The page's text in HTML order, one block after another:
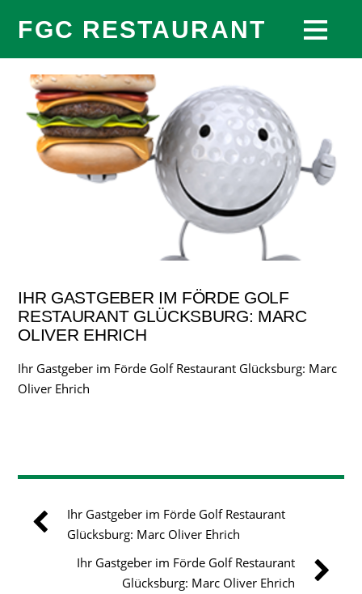
FGC RESTAURANT
IHR GASTGEBER IM FÖRDE GOLF
RESTAURANT GLÜCKSBURG: MARC
OLIVER EHRICH
Ihr Gastgeber im Förde Golf Restaurant Glücksburg: Marc
Oliver Ehrich
Ihr Gastgeber im Förde Golf Restaurant
Glücksburg: Marc Oliver Ehrich
Ihr Gastgeber im Förde Golf Restaurant
Glücksburg: Marc Oliver Ehrich